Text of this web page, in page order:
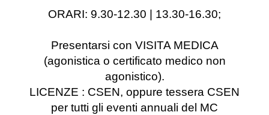
ORARI: 9.30-12.30 | 13.30-16.30;
Presentarsi con VISITA MEDICA
(agonistica o certificato medico non
agonistico).
LICENZE : CSEN, oppure tessera CSEN
per tutti gli eventi annuali del MC